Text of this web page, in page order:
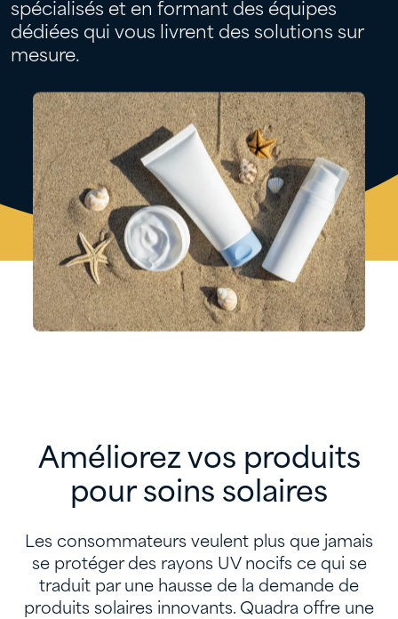
spécialisés et en formant des équipes
dédiées qui vous livrent des solutions sur
mesure.
Améliorez vos produits
pour soins solaires
Les consommateurs veulent plus que jamais
se protéger des rayons UV nocifs ce qui se
traduit par une hausse de la demande de
produits solaires innovants. Quadra offre une